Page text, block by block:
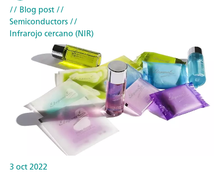
// Blog post//
Semiconductors//
Infrarojo cercano (NIR)
3 oct 2022